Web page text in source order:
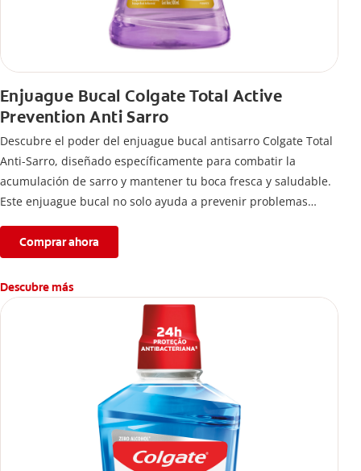
Enjuague Bucal Colgate Total Active
Prevention Anti Sarro
Descubre el poder del enjuague bucal antisarro Colgate Total
Anti-Sarro, diseñado específicamente para combatir la
acumulación de sarro y mantener tu boca fresca y saludable.
Este enjuague bucal no solo ayuda a prevenir problemas
Comprar ahora
Descubre más